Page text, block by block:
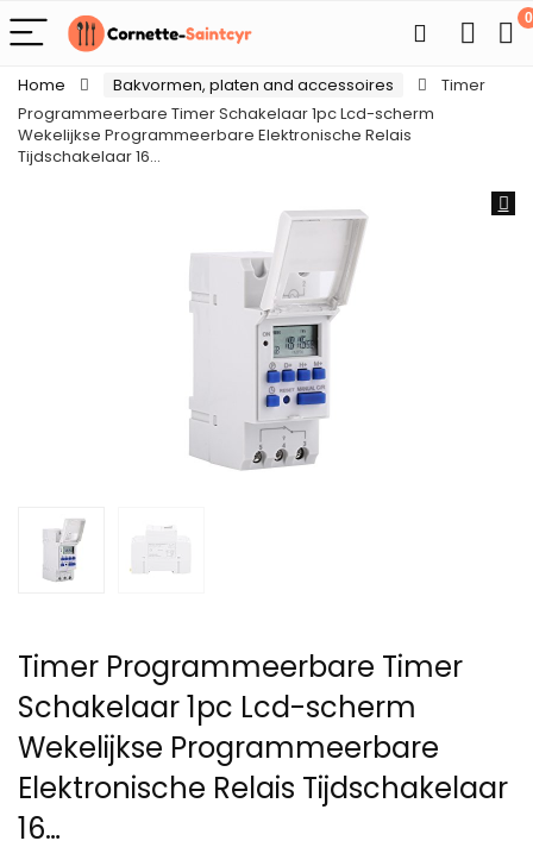
0
Home Bakvormen, platen and accessoires
Timer
Programmeerbare Timer Schakelaar 1pc Lcd-scherm
Wekelijkse Programmeerbare Elektronische Relais
Tijdschakelaar 16…
Timer Programmeerbare Timer
Schakelaar 1pc Lcd-scherm
Wekelijkse Programmeerbare
Elektronische Relais Tijdschakelaar
16…